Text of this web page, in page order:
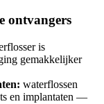
ontvangers
is
gemakkelijker
waterflossen
en implantaten —